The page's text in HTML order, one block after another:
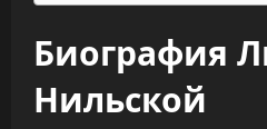
Биография
Нильской